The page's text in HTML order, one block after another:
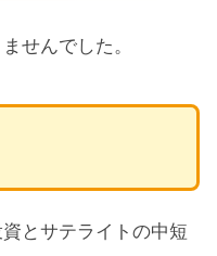
せんでした。
とサテライトの中短